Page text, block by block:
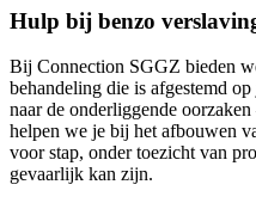
Hulp bij benzo
Bij Connection SGGZ bieden
behandeling die is afgestemd
naar de onderliggende
helpen we je bij het afbouwen
voor stap, onder toezicht van
gevaarlijk kan zijn.